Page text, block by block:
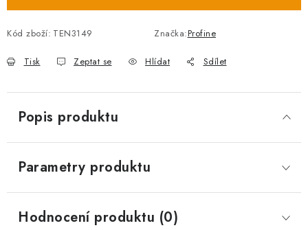
Kód zboží: TEN3149 Značka:Profine
Tisk Zeptat se Hlídat Sdílet
Popis produktu
Parametry produktu
Hodnocení produktu (0)